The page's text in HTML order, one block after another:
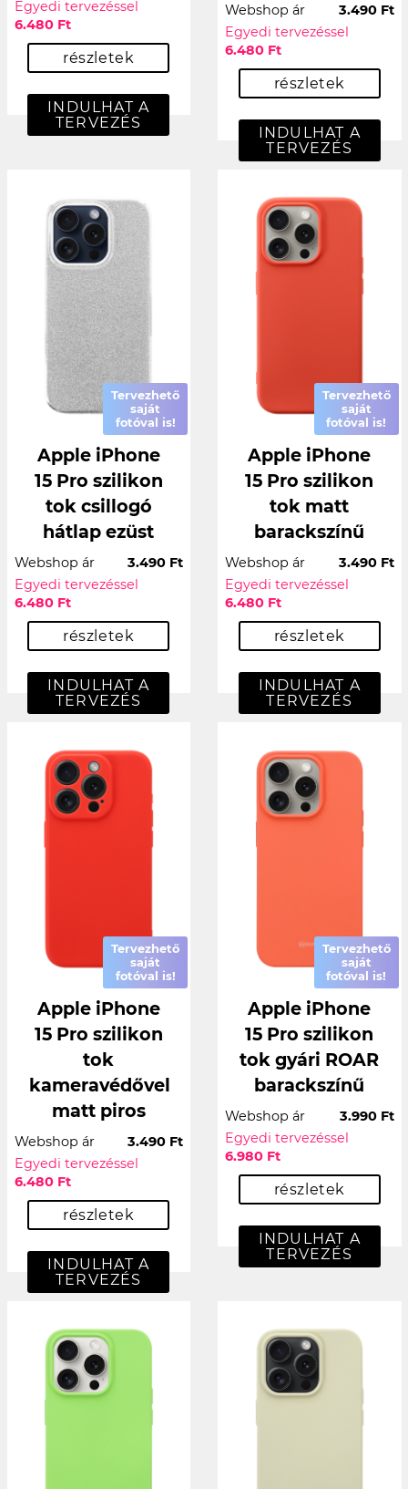
Egyedi tervezéssel
6.480 Ft
részletek
INDULHAT A
TERVEZÉS
Webshop ár
3.490 Ft
Egyedi tervezéssel
6.480 Ft
részletek
INDULHAT A
TERVEZÉS
Tervezhető
saját
fotóval is!
Apple iPhone
15 Pro szilikon
tok csillogó
hátlap ezüst
Webshop ár
3.490 Ft
Egyedi tervezéssel
6.480 Ft
részletek
INDULHAT A
TERVEZÉS
Tervezhető
saját
fotóval is!
Apple iPhone
15 Pro szilikon
tok matt
barackszínű
Webshop ár
3.490 Ft
Egyedi tervezéssel
6.480 Ft
részletek
INDULHAT A
TERVEZÉS
Tervezhető
saját
fotóval is!
Apple iPhone
15 Pro szilikon
tok
kameravédővel
matt piros
Webshop ár
3.490 Ft
Egyedi tervezéssel
6.480 Ft
részletek
INDULHAT A
TERVEZÉS
Tervezhető
saját
fotóval is!
Apple iPhone
15 Pro szilikon
tok gyári ROAR
barackszínű
Webshop ár
3.990 Ft
Egyedi tervezéssel
6.980 Ft
részletek
INDULHAT A
TERVEZÉS